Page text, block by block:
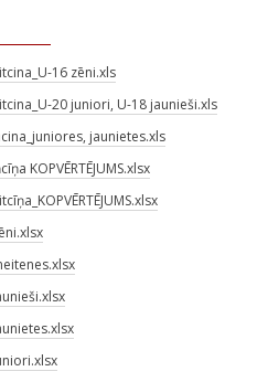
16 zēni.xls
20 juniori, U-18 jaunieši.xls
jaunietes.xls
KOPVĒRTĒJUMS.xlsx